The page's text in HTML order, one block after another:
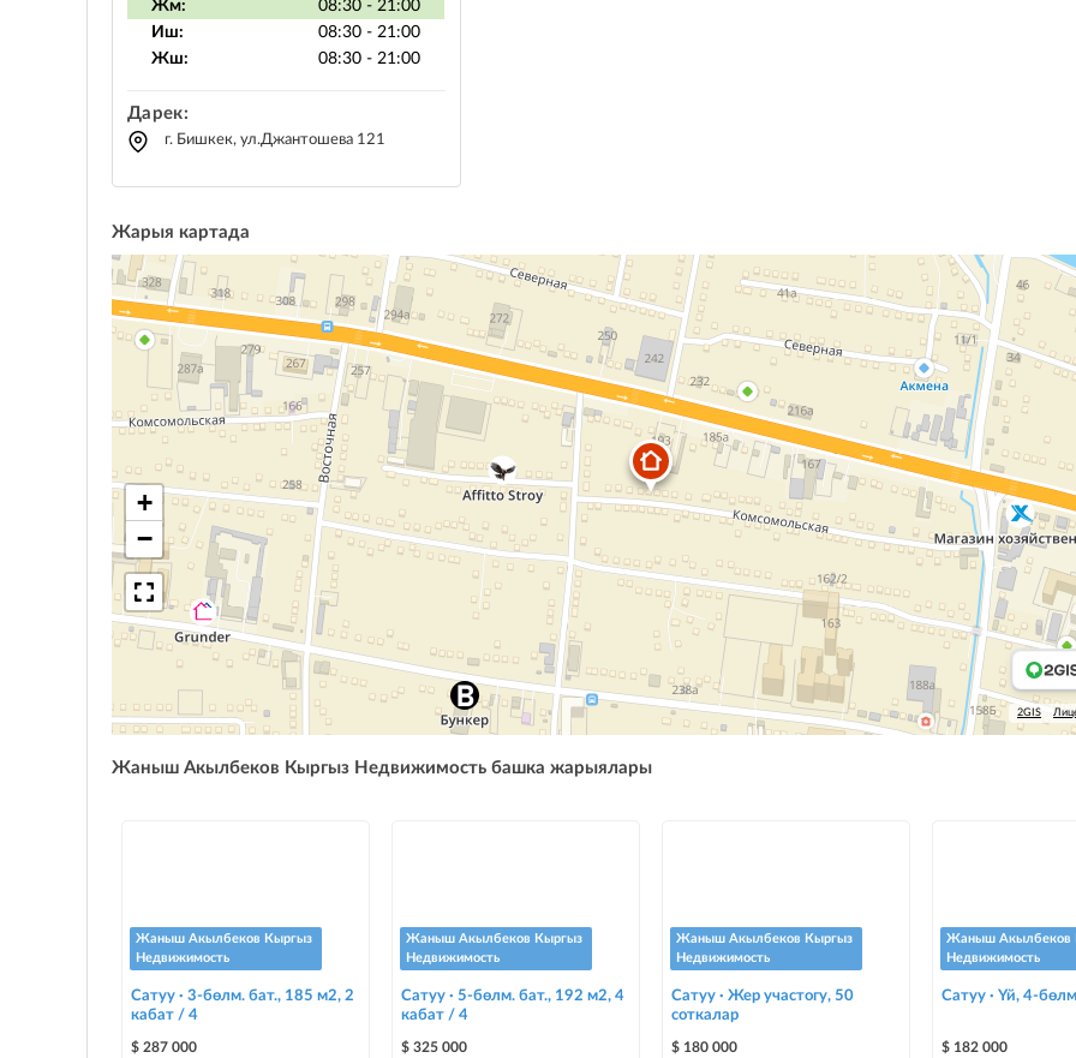
Жм:
08:30 - 21:00
Иш:
08:30 - 21:00
Жш:
08:30 - 21:00
Дарек:
г. Бишкек, ул.Джантошева 121
Жарыя картада
+
−
2GIS
Жаныш Акылбеков Кыргыз Недвижимость башка жарыялары
Жаныш Акылбеков Кыргыз
Недвижимость
Сатуу · 3-бөлм. бат., 185 м2, 2
кабат / 4
$ 287 000
Жаныш Акылбеков Кыргыз
Недвижимость
Сатуу · 5-бөлм. бат., 192 м2, 4
кабат / 4
$ 325 000
Жаныш Акылбеков Кыргыз
Недвижимость
Сатуу · Жер участогу, 50
соткалар
$ 180 000
Жаныш Акылбеков
Недвижимость
Сатуу · Үй, 4-
$ 182 000